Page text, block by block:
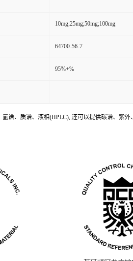
10mg;25mg;50mg;100mg
64700-56-7
95%+%
谱、质谱、液相(HPLC), 还可以提供碳谱、紫